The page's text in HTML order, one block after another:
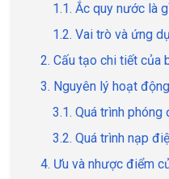
1.1. Ắc quy nước là
1.2. Vai trò và ứng
2. Cấu tạo chi tiết của
3. Nguyên lý hoạt
3.1. Quá trình phóng
3.2. Quá trình nạp
4. Ưu và nhược điểm